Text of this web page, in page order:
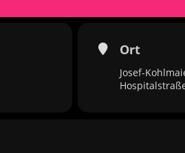
Ort
Josef-